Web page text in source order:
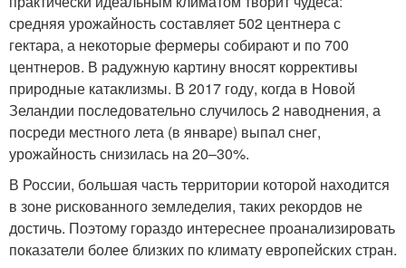
средняя урожайность составляет 502 центнера с
гектара, а некоторые фермеры собирают и по 700
центнеров. В радужную картину вносят коррективы
природные катаклизмы. В 2017 году, когда в Новой
Зеландии последовательно случилось 2 наводнения, а
посреди местного лета (в январе) выпал снег,
урожайность снизилась на 20–30%.
В России, большая часть территории которой находится
в зоне рискованного земледелия, таких рекордов не
достичь. Поэтому гораздо интереснее проанализировать
показатели более близких по климату европейских стран.